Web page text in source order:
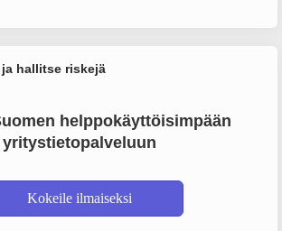
hallitse riskejä
helppokäyttöisimpään
yritystietopalveluun
Kokeile ilmaiseksi